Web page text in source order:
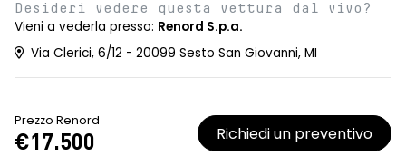
Desideri vedere questa vettura dal vivo?
Vieni a vederla presso: Renord S.p.a.
Via Clerici, 6/12 - 20099 Sesto San Giovanni, MI
Prezzo Renord
€17.500 Richiedi un preventivo